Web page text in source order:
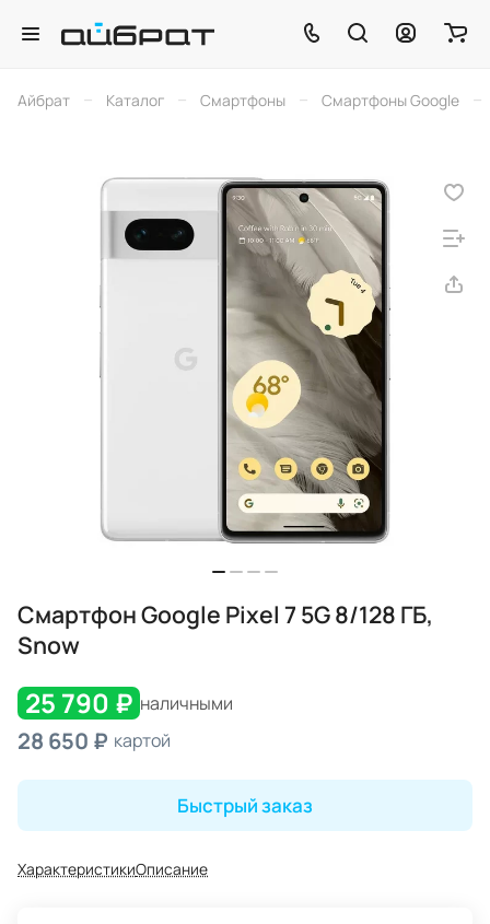
Айбрат – Каталог – Смартфоны – Смартфоны Google –
Смартфон Google Pixel 7 5G 8/128 ГБ,
Snow
25 790 ₽ наличными
28 650 ₽ картой
Быстрый заказ
ХарактеристикиОписание